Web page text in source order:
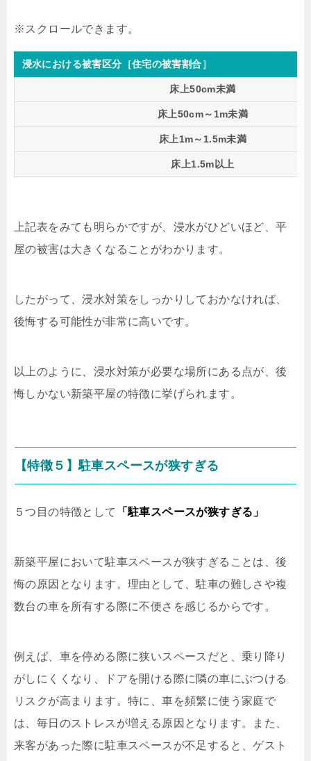
浸水における被害区分［住宅の被害割合］
床上50cm未満
床上50cm～1m未満
床上1m～1.5m未満
床上1.5m以上
上記表をみても明らかですが、浸水がひどいほど、平
屋の被害は大きくなることがわかります。
したがって、浸水対策をしっかりしておかなければ、
後悔する可能性が非常に高いです。
以上のように、浸水対策が必要な場所にある点が、後
悔しかない新築平屋の特徴に挙げられます。
【特徴５】駐車スペースが狭すぎる
５つ目の特徴として 「駐車スペースが狭すぎる」
新築平屋において駐車スペースが狭すぎることは、後
悔の原因となります。理由として、駐車の難しさや複
数台の車を所有する際に不便さを感じるからです。
例えば、車を停める際に狭いスペースだと、乗り降り
がしにくくなり、ドアを開ける際に隣の車にぶつける
リスクが高まります。特に、車を頻繁に使う家庭で
は、毎日のストレスが増える原因となります。また、
来客があった際に駐車スペースが不足すると、ゲスト